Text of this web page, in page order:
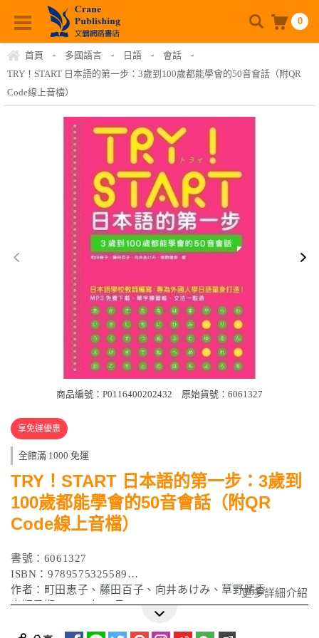
0
首頁 - 多國語言 - 日語 - 會話
-
TRY！START 日本語的第一步：3歲到100歲都能學會的50音會話（附QR
Code線上音檔）
商品編號：P0116400202432 原始貨號：6061327
享免運優惠
全館滿 1000 免運
TRY！START 日本語的第一步：3歲到
100歲都能學會的50音會話（附QR
Code線上音檔）
書號：6061327
ISBN：9789575325589
作者：町田恵子、藤田百子、向井あけみ、草野晴香
出版日期：2021年10月
更多詳細介紹